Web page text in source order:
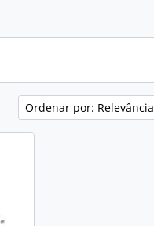
Ordenar por: Relevância